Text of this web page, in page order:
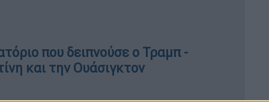
που δειπνούσε ο Τραμπ -
και την Ουάσιγκτον